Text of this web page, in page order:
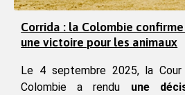
Corrida : la Colombie
une victoire pour les animaux
Le 4 septembre 2025, la
Colombie a rendu une